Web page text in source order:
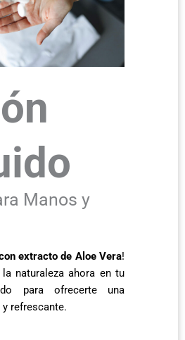
Manos y
extracto de Aloe Vera!
naturaleza ahora en tu
para ofrecerte una
y refrescante.